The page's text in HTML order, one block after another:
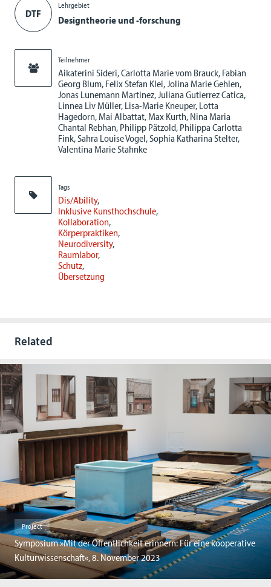
DTF
Lehrgebiet
Designtheorie und -forschung
Teilnehmer
Aikaterini Sideri, Carlotta Marie vom Brauck, Fabian
Georg Blum, Felix Stefan Klei, Jolina Marie Gehlen,
Jonas Lunemann Martinez, Juliana Gutierrez Catica,
Linnea Liv Müller, Lisa-Marie Kneuper, Lotta
Hagedorn, Mai Albattat, Max Kurth, Nina Maria
Chantal Rebhan, Philipp Pätzold, Philippa Carlotta
Fink, Sahra Louise Vogel, Sophia Katharina Stelter,
Valentina Marie Stahnke
Tags
Dis/Ability
Inklusive Kunsthochschule
Kollaboration
Körperpraktiken
Neurodiversity
Raumlabor
Schutz
Übersetzung
Related
Project
Symposium »Mit der Öffentlichkeit erinnern: Für eine kooperative
Kulturwissenschaft«, 8. November 2023